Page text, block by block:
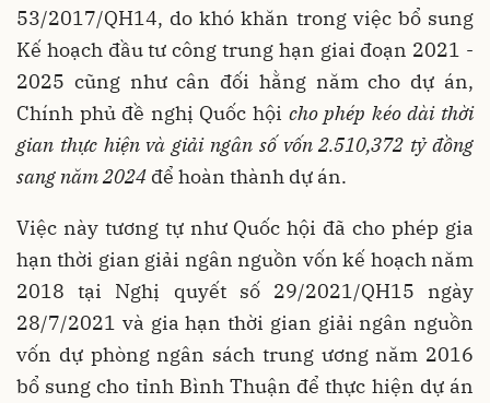
53/2017/QH14, do khó khăn trong việc bổ sung
Kế hoạch đầu tư công trung hạn giai đoạn 2021 -
2025 cũng như cân đối hằng năm cho dự án,
Chính phủ đề nghị Quốc hội cho phép kéo dài thời
gian thực hiện và giải ngân số vốn 2.510,372 tỷ đồng
sang năm 2024 để hoàn thành dự án.
Việc này tương tự như Quốc hội đã cho phép gia
hạn thời gian giải ngân nguồn vốn kế hoạch năm
2018 tại Nghị quyết số 29/2021/QH15 ngày
28/7/2021 và gia hạn thời gian giải ngân nguồn
vốn dự phòng ngân sách trung ương năm 2016
bổ sung cho tỉnh Bình Thuận để thực hiện dự án